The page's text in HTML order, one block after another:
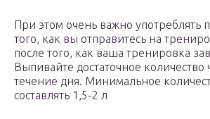
При этом очень важно употреблять
того, как вы отправитесь на
после того, как ваша тренировка
Выпивайте достаточное количество
течение дня. Минимальное
составлять 1,5-2 л